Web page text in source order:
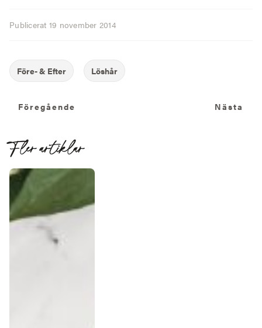
Publicerat 19 november 2014
Föregående
Föregående Nästa
Fler artiklar